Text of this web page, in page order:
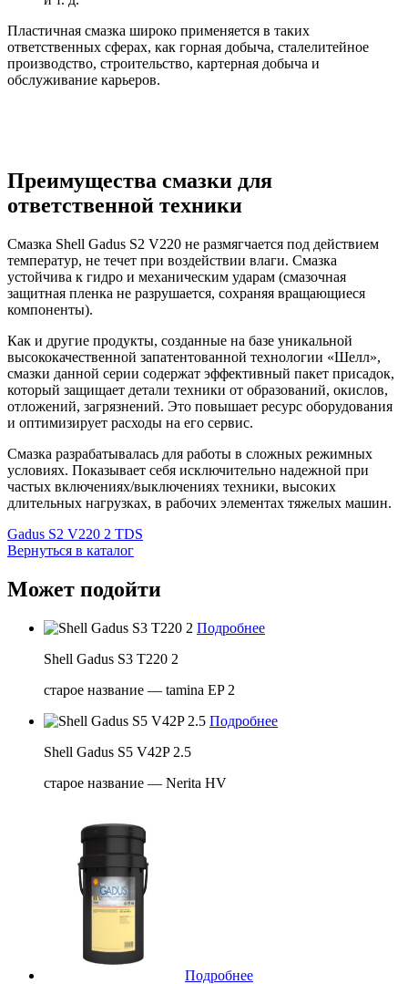
Пластичная смазка широко применяется в таких
ответственных сферах, как горная добыча, сталелитейное
производство, строительство, картерная добыча и
обслуживание карьеров.
Преимущества смазки для
ответственной техники
Смазка Shell Gadus S2 V220 не размягчается под действием
температур, не течет при воздействии влаги. Смазка
устойчива к гидро и механическим ударам (смазочная
защитная пленка не разрушается, сохраняя вращающиеся
компоненты).
Как и другие продукты, созданные на базе уникальной
высококачественной запатентованной технологии «Шелл»,
смазки данной серии содержат эффективный пакет присадок,
который защищает детали техники от образований, окислов,
отложений, загрязнений. Это повышает ресурс оборудования
и оптимизирует расходы на его сервис.
Смазка разрабатывалась для работы в сложных режимных
условиях. Показывает себя исключительно надежной при
частых включениях/выключениях техники, высоких
длительных нагрузках, в рабочих элементах тяжелых машин.
Gadus S2 V220 2 TDS
Вернуться в каталог
Может подойти
Подробнее
Shell Gadus S3 T220 2
старое название — tamina EP 2
Подробнее
Shell Gadus S5 V42P 2.5
старое название — Nerita HV
Подробнее